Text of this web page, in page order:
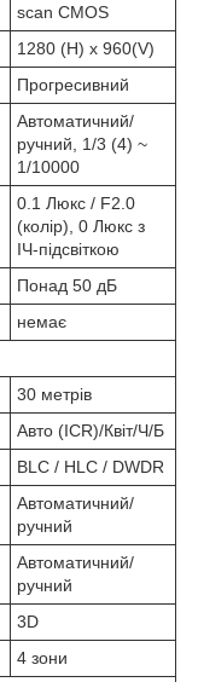
scan CMOS
1280 (H) x 960(V)
Прогресивний
Автоматичний/
ручний, 1/3 (4) ~
1/10000
0.1 Люкс / F2.0
(колір), 0 Люкс з
ІЧ-підсвіткою
Понад 50 дБ
немає
30 метрів
Авто (ICR)/Квіт/Ч/Б
BLC / HLC / DWDR
Автоматичний/
ручний
Автоматичний/
ручний
3D
4 зони